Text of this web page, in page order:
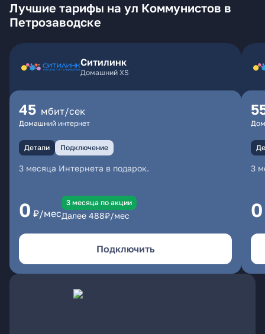
Лучшие тарифы на ул Коммунистов в
Петрозаводске
Ситилинк
Домашний XS
45 мбит/сек
Домашний интернет
Детали Подключение
3 месяца Интернета в подарок.
0 ₽/мес
3 месяцa по акции
Далее 488₽/мес
Подключить
3
0